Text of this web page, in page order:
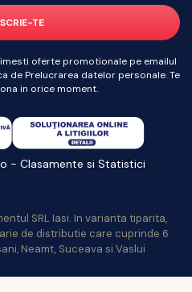
TE
oferte promotionale pe emailul
de Prelucrarea datelor personale. Te
in orice moment.
SRL Iasi. In varianta tiparita,
de distributie care cuprinde 6
Neamt, Suceava si Vaslui